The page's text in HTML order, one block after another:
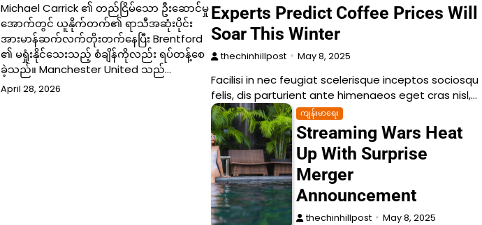
Michael Carrick ၏ တည်ငြိမ်သော ဦးဆောင်မှု
အောက်တွင် ယူနိုက်တက်၏ ရာသီအဆုံးပိုင်း
အားမာန်ဆက်လက်တိုးတက်နေပြီး Brentford
၏ မရှုံးနိုင်သေးသည့် စံချိန်ကိုလည်း ရပ်တန့်စေ
ခဲ့သည်။ Manchester United သည်…
April 28, 2026
Experts Predict Coffee Prices Will
Soar This Winter
thechinhillpost May 8, 2025
Facilisi in nec feugiat scelerisque inceptos sociosqu
felis, dis parturient ante himenaeos eget cras nisl,…
ကျန်းမာရေး
Streaming Wars Heat
Up With Surprise
Merger
Announcement
thechinhillpost May 8, 2025